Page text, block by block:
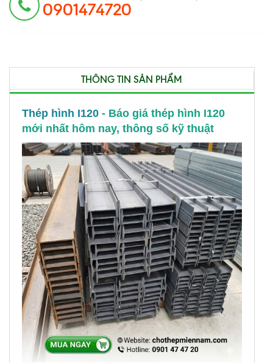
0901474720
THÔNG TIN SẢN PHẨM
Thép hình I120 - Báo giá thép hình I120
mới nhất hôm nay, thông số kỹ thuật